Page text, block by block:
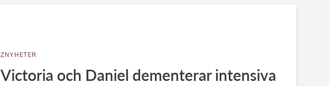
ZNYHETER
Victoria och Daniel dementerar intensiva